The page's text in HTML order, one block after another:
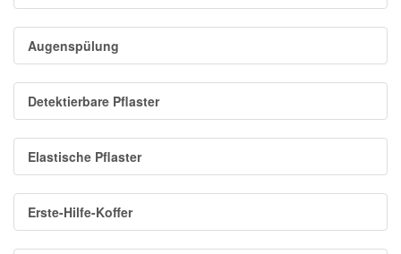
Augenspülung
Detektierbare Pflaster
Elastische Pflaster
Erste-Hilfe-Koffer